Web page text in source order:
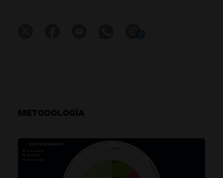
METODOLOGÍA